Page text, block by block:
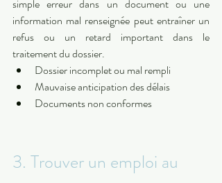
simple erreur dans un document ou une
information mal renseignée peut entraîner un
refus ou un retard important dans le
traitement du dossier.
Dossier incomplet ou mal rempli
Mauvaise anticipation des délais
Documents non conformes
3. Trouver un emploi au